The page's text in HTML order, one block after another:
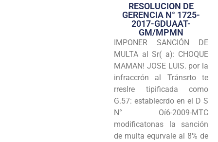
Transparencia
Seguridad
Programas
Intranet
RESOLUCION DE
GERENCIA N° 1725-
2017-GDUAAT-
GM/MPMN
IMPONER SANCIÓN DE
MULTA al Sr( a): CHOQUE
MAMAN! JOSE LUIS. por la
infraccrón al Tránsrto te
rreslre tipificada como
G.57: establecrdo en el D S
N° Oí6-2009-MTC
modificatonas la sanción
de multa equrvale al 8% de